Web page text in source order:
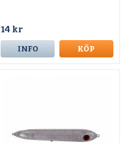
14 kr
INFO KÖP